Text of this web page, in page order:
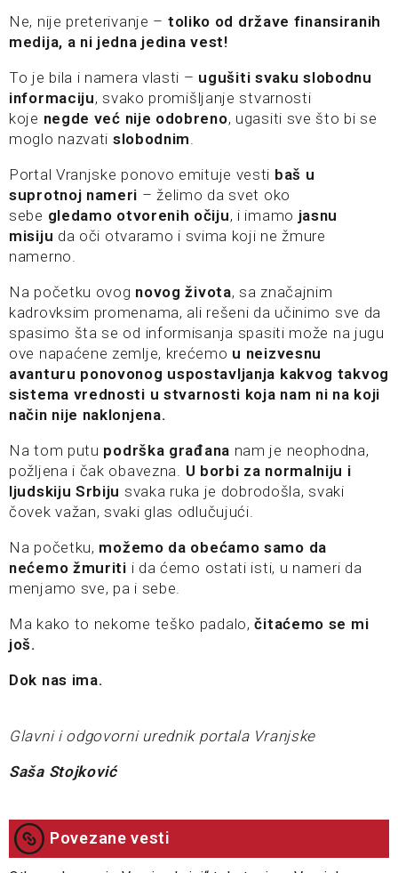
Ne, nije preterivanje – toliko od države finansiranih
medija, a ni jedna jedina vest!
To je bila i namera vlasti – ugušiti svaku slobodnu
informaciju, svako promišljanje stvarnosti
koje negde već nije odobreno, ugasiti sve što bi se
moglo nazvati slobodnim.
Portal Vranjske ponovo emituje vesti baš u
suprotnoj nameri – želimo da svet oko
sebe gledamo otvorenih očiju, i imamo jasnu
misiju da oči otvaramo i svima koji ne žmure
namerno.
Na početku ovog novog života, sa značajnim
kadrovksim promenama, ali rešeni da učinimo sve da
spasimo šta se od informisanja spasiti može na jugu
ove napaćene zemlje, krećemo u neizvesnu
avanturu ponovonog uspostavljanja kakvog takvog
sistema vrednosti u stvarnosti koja nam ni na koji
način nije naklonjena.
Na tom putu podrška građana nam je neophodna,
požljena i čak obavezna. U borbi za normalniju i
ljudskiju Srbiju svaka ruka je dobrodošla, svaki
čovek važan, svaki glas odlučujući.
Na početku, možemo da obećamo samo da
nećemo žmuriti i da ćemo ostati isti, u nameri da
menjamo sve, pa i sebe.
Ma kako to nekome teško padalo,čitaćemo se mi
još.
Dok nas ima.
Glavni i odgovorni urednik portala Vranjske
Saša Stojković
Povezane vesti